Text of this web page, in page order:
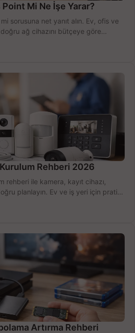
Mi Ne İşe Yarar?
sorusuna net yanıt alın. Ev, ofis ve
ağ cihazını bütçeye göre
Rehberi 2026
rehberi ile kamera, kayıt cihazı,
planlayın. Ev ve iş yeri için pratik
Artırma Rehberi